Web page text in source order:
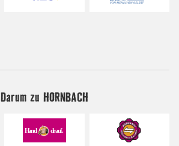
Darum zu HORNBACH